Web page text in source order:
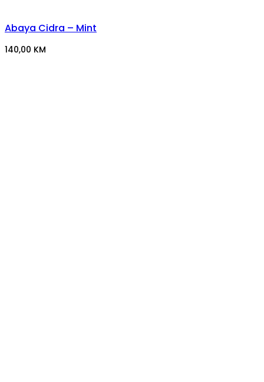
Abaya Cidra – Mint
140,00 KM